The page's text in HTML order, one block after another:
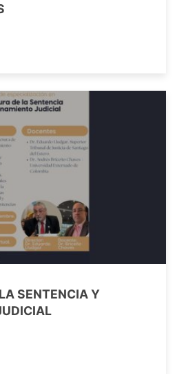
SENTENCIA Y